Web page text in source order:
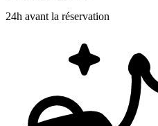
24h avant la réservation